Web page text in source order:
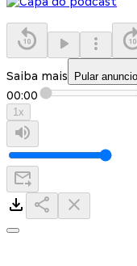
Saiba mais Pular anuncio
00:00
1x